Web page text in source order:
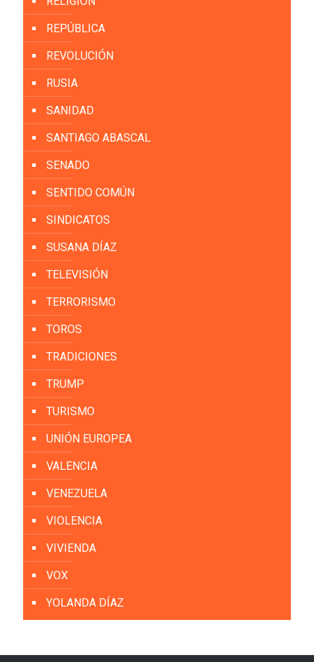
REPÚBLICA
REVOLUCIÓN
RUSIA
SANIDAD
SANTIAGO ABASCAL
SENADO
SENTIDO COMÚN
SINDICATOS
SUSANA DÍAZ
TELEVISIÓN
TERRORISMO
TOROS
TRADICIONES
TRUMP
TURISMO
UNIÓN EUROPEA
VALENCIA
VENEZUELA
VIOLENCIA
VIVIENDA
VOX
YOLANDA DÍAZ